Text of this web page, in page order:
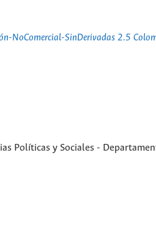
NoComercial-SinDerivadas 2.5
Políticas y Sociales -